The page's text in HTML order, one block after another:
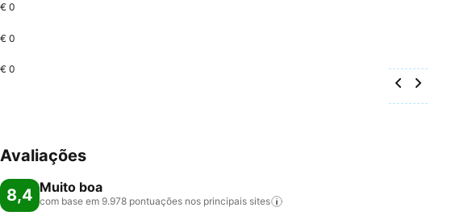
€ 0
€ 0
€ 0
Avaliações
8,4 Muito boa
com base em 9.978 pontuações nos principais sites